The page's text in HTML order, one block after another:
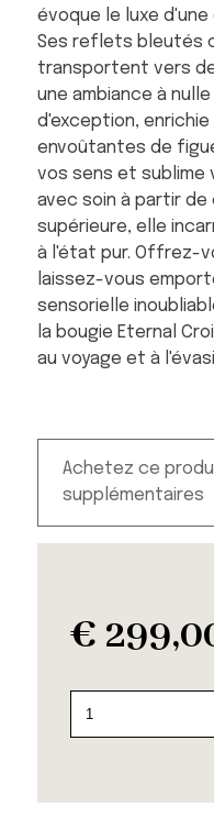
évoque le luxe d'une
Ses reflets bleutés
transportent vers
une ambiance à
d'exception,
envoûtantes de
vos sens et sublime
avec soin à partir de
supérieure, elle
à l'état pur. Offrez-
laissez-vous
sensorielle
la bougie Eternal
au voyage et à
Achetez ce
supplémentaires
€
Croisière